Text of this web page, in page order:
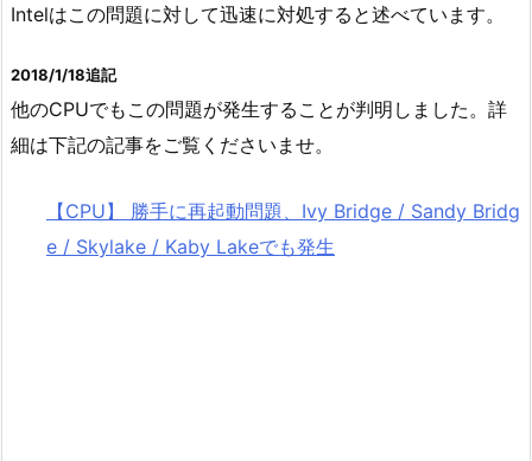
Intelはこの問題に対して迅速に対処すると述べています。
2018/1/18追記
他のCPUでもこの問題が発生することが判明しました。詳
細は下記の記事をご覧くださいませ。
【CPU】 勝手に再起動問題、Ivy Bridge / Sandy Bridg
e / Skylake / Kaby Lakeでも発生